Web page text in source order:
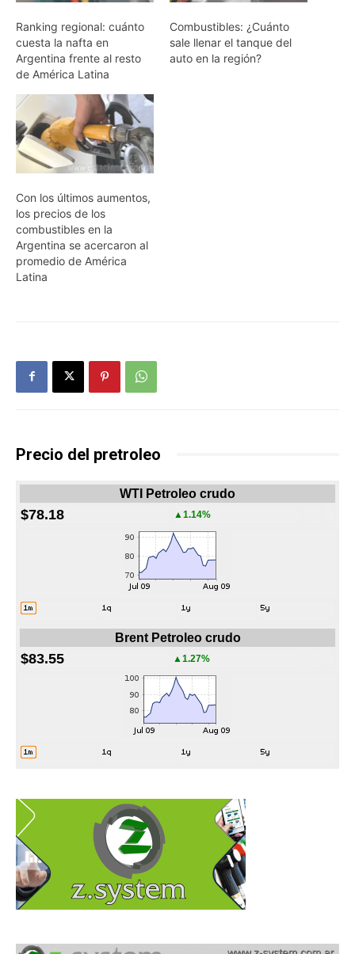
Ranking regional: cuánto
cuesta la nafta en
Argentina frente al resto
de América Latina
Combustibles: ¿Cuánto
sale llenar el tanque del
auto en la región?
Con los últimos aumentos,
los precios de los
combustibles en la
Argentina se acercaron al
promedio de América
Latina
Precio del pretroleo
WTI Petroleo crudo
$78.18 ▲1.14%
Brent Petroleo crudo
$83.55 ▲1.27%